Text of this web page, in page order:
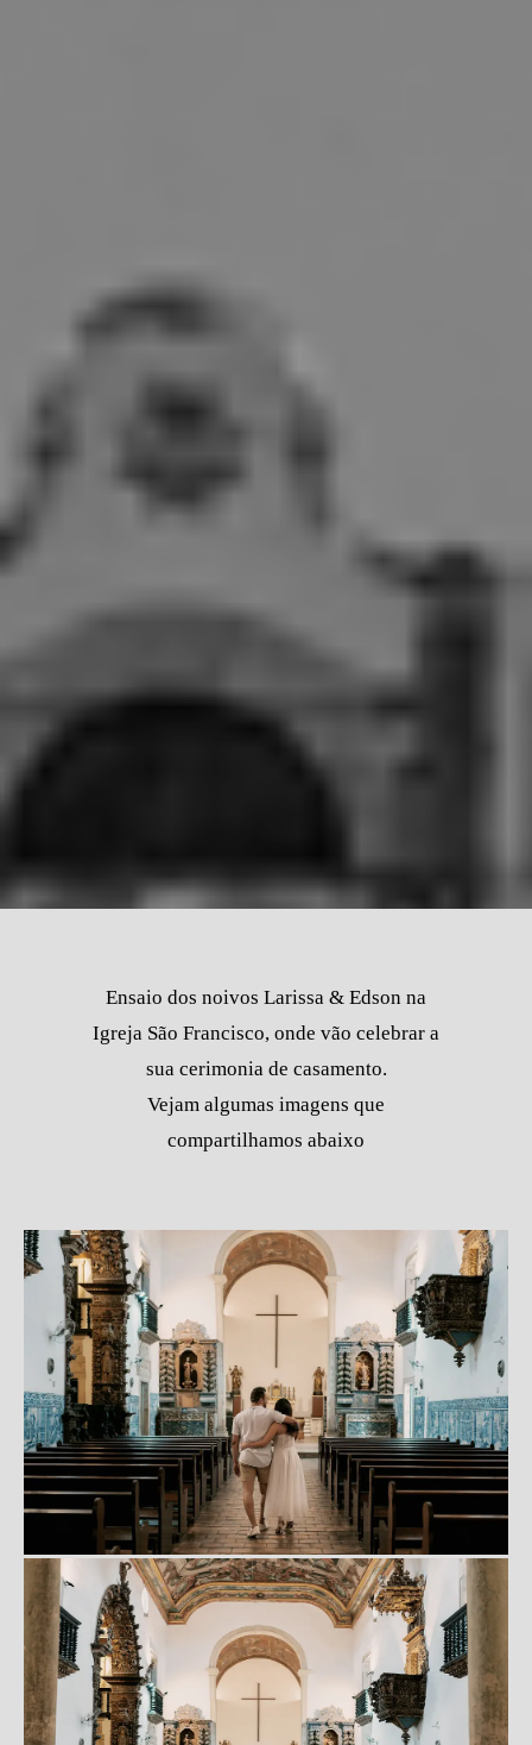
Ensaio dos noivos Larissa & Edson na
Igreja São Francisco, onde vão celebrar a
sua cerimonia de casamento.
Vejam algumas imagens que
compartilhamos abaixo